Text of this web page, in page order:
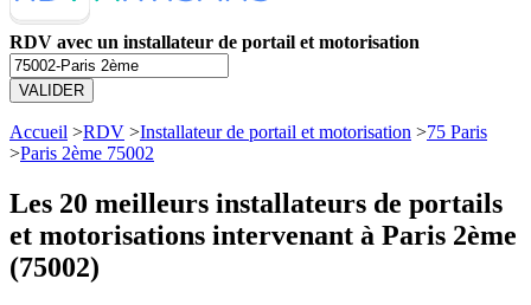
RDV avec un installateur de portail et motorisation
VALIDER
Accueil >RDV >Installateur de portail et motorisation >75 Paris
>Paris 2ème 75002
Les 20 meilleurs installateurs de portails
et motorisations intervenant à Paris 2ème
(75002)